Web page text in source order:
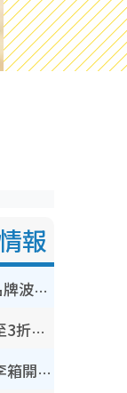
報
開倉優惠 | 尖沙咀海港城名牌波鞋開倉低至1折！On鞋$899起／Joy&Peace鞋履$98起
CHANEL美妝限時減價低至3折！人氣粉底/唇膏/精華液低至$275！COCO香水都有平
開倉優惠｜尖沙咀名牌行李箱開倉低至4折！一連5日 American Tourister/ace./Hallmark $200起！